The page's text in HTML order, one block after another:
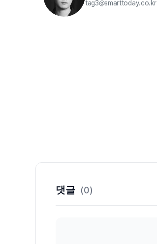
tag3@smarttoday.co.kr
댓글 (0)